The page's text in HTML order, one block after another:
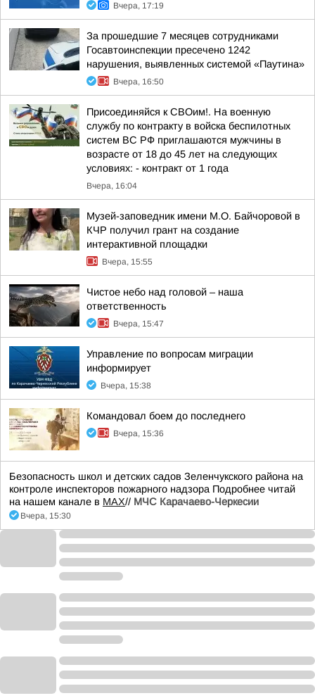
Вчера, 17:19
За прошедшие 7 месяцев сотрудниками
Госавтоинспекции пресечено 1242
нарушения, выявленных системой «Паутина»
Вчера, 16:50
Присоединяйся к СВОим!. На военную
службу по контракту в войска беспилотных
систем ВС РФ приглашаются мужчины в
возрасте от 18 до 45 лет на следующих
условиях: - контракт от 1 года
Вчера, 16:04
Музей-заповедник имени М.О. Байчоровой в
КЧР получил грант на создание
интерактивной площадки
Вчера, 15:55
Чистое небо над головой – наша
ответственность
Вчера, 15:47
Управление по вопросам миграции
информирует
Вчера, 15:38
Командовал боем до последнего
Вчера, 15:36
Безопасность школ и детских садов Зеленчукского района на
контроле инспекторов пожарного надзора Подробнее читай
на нашем канале в MAX// МЧС Карачаево-Черкесии
Вчера, 15:30